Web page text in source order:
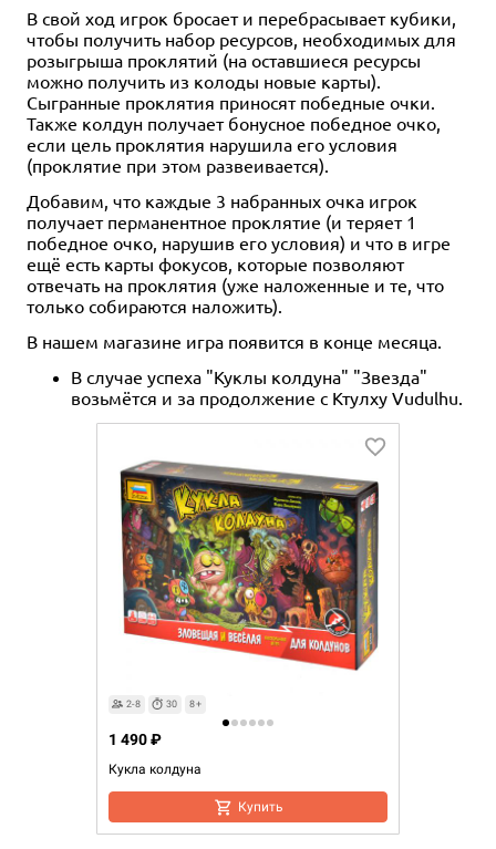
Dungeons & Dragons.
Руководство мастера
подземелий
25 отзывов
Купить
Dungeons & Dragons:
Энциклопедия чудовищ
12 отзывов
Уведомить о наличии
В свой ход игрок бросает и перебрасывает кубики,
чтобы получить набор ресурсов, необходимых для
розыгрыша проклятий (на оставшиеся ресурсы
можно получить из колоды новые карты).
Сыгранные проклятия приносят победные очки.
Также колдун получает бонусное победное очко,
если цель проклятия нарушила его условия
(проклятие при этом развеивается).
Добавим, что каждые 3 набранных очка игрок
получает перманентное проклятие (и теряет 1
победное очко, нарушив его условия) и что в игре
ещё есть карты фокусов, которые позволяют
отвечать на проклятия (уже наложенные и те, что
только собираются наложить).
В нашем магазине игра появится в конце месяца.
В случае успеха "Куклы колдуна" "Звезда"
возьмётся и за продолжение с Ктулху Vudulhu.
2-8 30 8+
Кукла колдуна
1 490 ₽
Купить